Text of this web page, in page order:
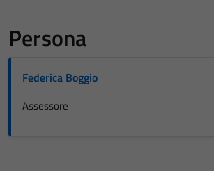
Persona
Federica Boggio
Assessore